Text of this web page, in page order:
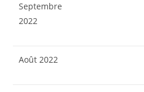
Septembre
2022
Août 2022